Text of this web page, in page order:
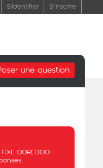
S'identifier S'inscrire
une question
OOREDOO